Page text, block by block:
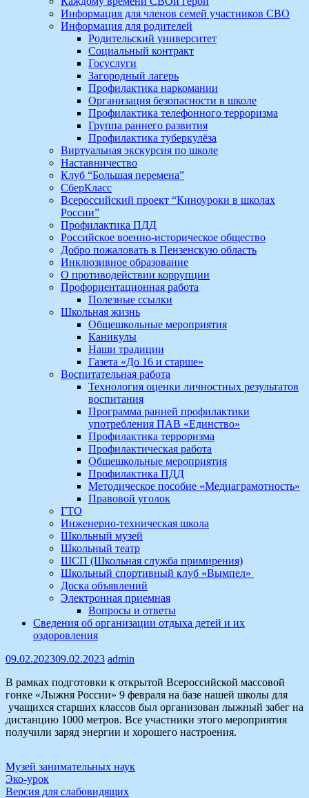
Информация для членов семей участников СВО
Информация для родителей
Родительский университет
Социальный контракт
Госуслуги
Загородный лагерь
Профилактика наркомании
Организация безопасности в школе
Профилактика телефонного терроризма
Группа раннего развития
Профилактика туберкулёза
Виртуальная экскурсия по школе
Наставничество
Клуб “Большая перемена”
СберКласс
Всероссийский проект “Киноуроки в школах
России”
Профилактика ПДД
Российское военно-историческое общество
Добро пожаловать в Пензенскую область
Инклюзивное образование
О противодействии коррупции
Профориентационная работа
Полезные ссылки
Школьная жизнь
Общешкольные мероприятия
Каникулы
Наши традиции
Газета «До 16 и старше»
Воспитательная работа
Технология оценки личностных результатов
воспитания
Программа ранней профилактики
употребления ПАВ «Единство»
Профилактика терроризма
Профилактическая работа
Общешкольные мероприятия
Профилактика ПДД
Методическое пособие «Медиаграмотность»
Правовой уголок
ГТО
Инженерно-техническая школа
Школьный музей
Школьный театр
ШСП (Школьная служба примирения)
Школьный спортивный клуб «Вымпел»
Доска объявлений
Электронная приемная
Вопросы и ответы
Сведения об организации отдыха детей и их
оздоровления
09.02.202309.02.2023 admin
В рамках подготовки к открытой Всероссийской массовой
гонке «Лыжня России» 9 февраля на базе нашей школы для
учащихся старших классов был организован лыжный забег на
дистанцию 1000 метров. Все участники этого мероприятия
получили заряд энергии и хорошего настроения.
Навигация
по
Музей занимательных наук
Эко-урок
Версия для слабовидящих